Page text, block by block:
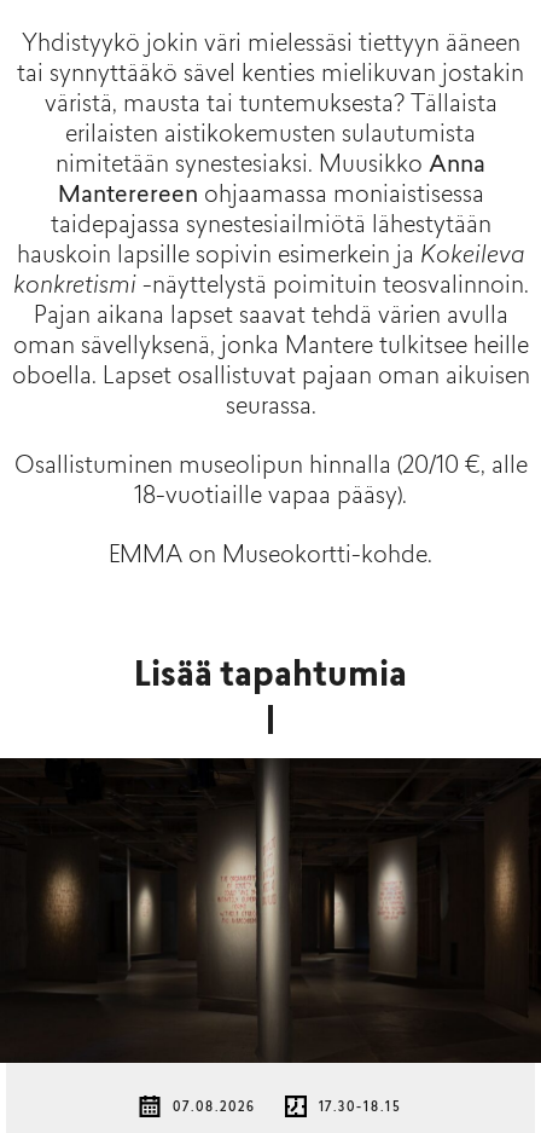
Yhdistyykö jokin väri mielessäsi tiettyyn ääneen
tai synnyttääkö sävel kenties mielikuvan jostakin
väristä, mausta tai tuntemuksesta? Tällaista
erilaisten aistikokemusten sulautumista
nimitetään synestesiaksi. Muusikko Anna
Manterereen ohjaamassa moniaistisessa
taidepajassa synestesiailmiötä lähestytään
hauskoin lapsille sopivin esimerkein ja Kokeileva
konkretismi -näyttelystä poimituin teosvalinnoin.
Pajan aikana lapset saavat tehdä värien avulla
oman sävellyksenä, jonka Mantere tulkitsee heille
oboella. Lapset osallistuvat pajaan oman aikuisen
seurassa.
Osallistuminen museolipun hinnalla (20/10 €, alle
18-vuotiaille vapaa pääsy).
EMMA on Museokortti-kohde.
Lisää tapahtumia
07.08.2026 17.30-18.15